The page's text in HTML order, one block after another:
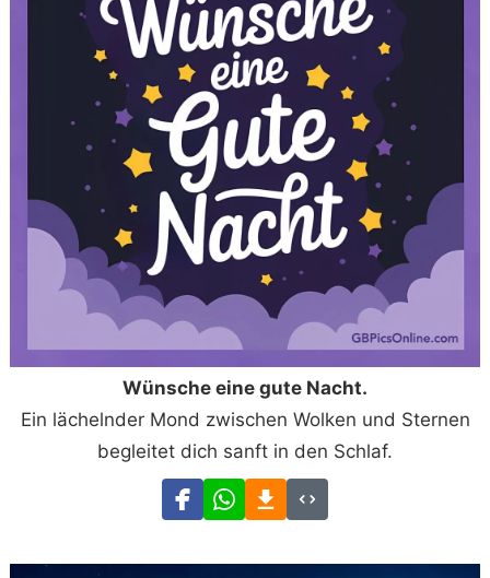
Wünsche eine gute Nacht.
Ein lächelnder Mond zwischen Wolken und Sternen
begleitet dich sanft in den Schlaf.